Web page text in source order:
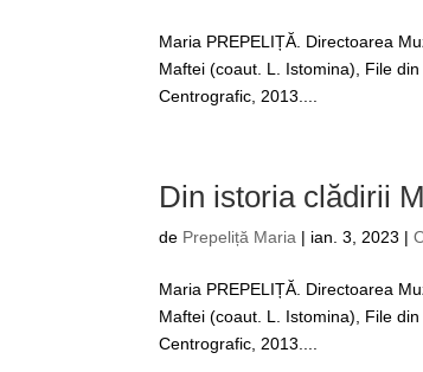
Maria PREPELIȚĂ. Directoarea
Maftei (coaut. L. Istomina), File
Centrografic, 2013....
Din istoria clădirii
de Prepeliță Maria | ian. 3, 2023 |
Maria PREPELIȚĂ. Directoarea
Maftei (coaut. L. Istomina), File
Centrografic, 2013....